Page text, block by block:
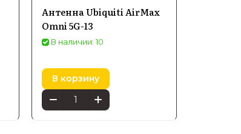
Антенна Ubiquiti AirMax
Omni 5G-13
В наличии: 10
В корзину